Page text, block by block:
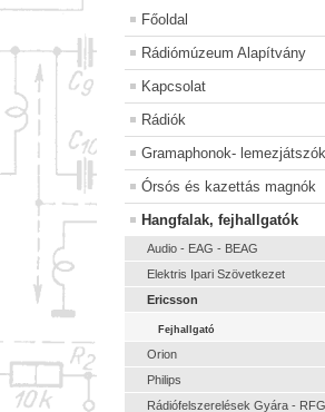
Főoldal
Rádiómúzeum Alapítvány
Kapcsolat
Rádiók
Gramaphonok- lemezjátszók
Órsós és kazettás magnók
Hangfalak, fejhallgatók
Audio - EAG - BEAG
Elektris Ipari Szövetkezet
Ericsson
Fejhallgató
Orion
Philips
Rádiófelszerelések Gyára - RFG